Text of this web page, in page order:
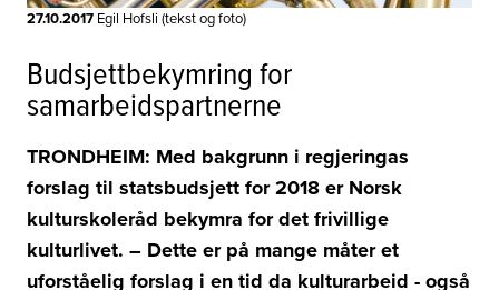
27.10.2017 Egil Hofsli (tekst og foto)
Budsjettbekymring for
samarbeidspartnerne
TRONDHEIM: Med bakgrunn i regjeringas
forslag til statsbudsjett for 2018 er Norsk
kulturskoleråd bekymra for det frivillige
kulturlivet. – Dette er på mange måter et
uforståelig forslag i en tid da kulturarbeid - også